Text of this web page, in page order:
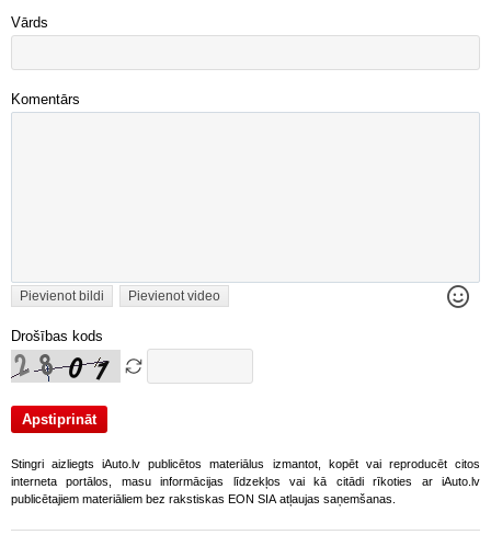
Vārds
Komentārs
Pievienot bildi Pievienot video
Drošības kods
Stingri aizliegts iAuto.lv publicētos materiālus izmantot, kopēt vai reproducēt citos
interneta portālos, masu informācijas līdzekļos vai kā citādi rīkoties ar iAuto.lv
publicētajiem materiāliem bez rakstiskas EON SIA atļaujas saņemšanas.